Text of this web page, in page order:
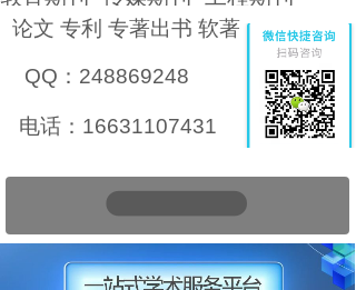
论文 专利 专著出书 软著
QQ：248869248
电话：16631107431